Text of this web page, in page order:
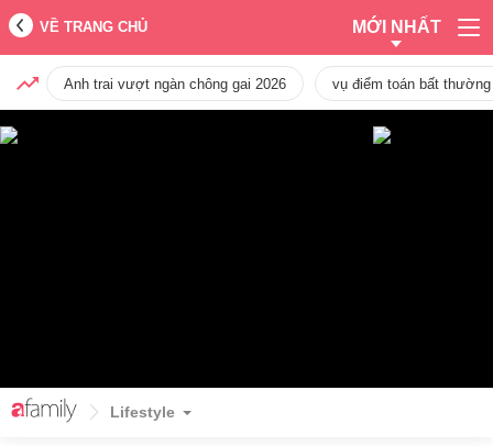
VỀ TRANG CHỦ MỚI NHẤT
Anh trai vượt ngàn chông gai 2026 vụ điểm toán bất
Lifestyle